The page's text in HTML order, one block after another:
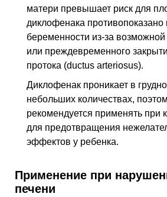
матери превышает риск для
диклофенака противопоказано
беременности из-за
или преждевременного
протока (ductus arteriosus).
Диклофенак проникает в
небольших количествах,
рекомендуется применять при
для предотвращения
эффектов у ребенка.
Применение при
печени